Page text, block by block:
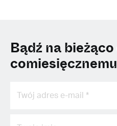
Bądź na